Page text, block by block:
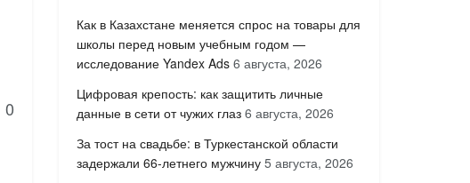
0
Как в Казахстане меняется спрос на товары для
школы перед новым учебным годом —
исследование Yandex Ads 6 августа, 2026
Цифровая крепость: как защитить личные
данные в сети от чужих глаз 6 августа, 2026
За тост на свадьбе: в Туркестанской области
задержали 66-летнего мужчину 5 августа, 2026